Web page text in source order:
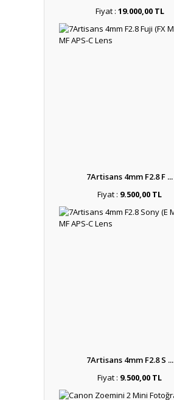
Fiyat : 19.000,00 TL
7Artisans 4mm F2.8 F ...
Fiyat : 9.500,00 TL
7Artisans 4mm F2.8 S ...
Fiyat : 9.500,00 TL